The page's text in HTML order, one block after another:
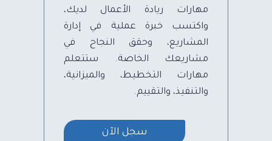
مهارات ريادة الأعمال لديك،
واكتسب خبرة عملية في إدارة
المشاريع، وحقق النجاح في
مشاريعك الخاصة. ستتعلم
مهارات التخطيط، والميزانية،
والتنفيذ، والتقييم.
سجل الآن